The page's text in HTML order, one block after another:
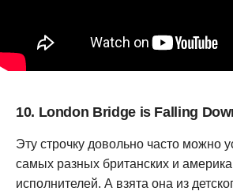
10. London Bridge is Falling
Эту строчку довольно часто можно
самых разных британских и
исполнителей. А взята она из